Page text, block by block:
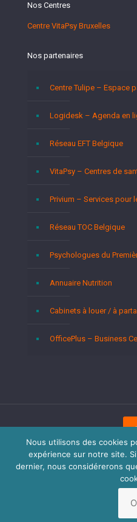
Nos Centres
Centre VitaPsy Bruxelles
Nos partenaires
Centre Tulipe – Espace
Logidesk – Agenda en
Réseau EFT Belgique
VitaPsy – Centres de
Privium – Services pour
Réseau TOC Belgique
Psychologues du
Annuaire Nutrition
Cabinets à louer / à
OfficePlus – Business
Copyright © 2026
réservés.Privium – Des
Pour psychologues,
RGPD - Politique de Protection
Nous utilisons des cookies
expérience sur notre site.
dernier, nous considérerons